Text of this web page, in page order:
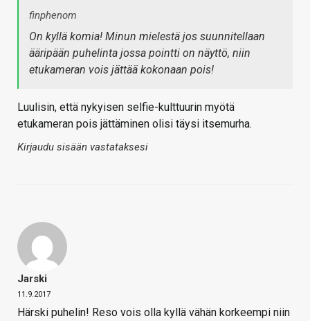
finphenom
On kyllä komia! Minun mielestä jos suunnitellaan
ääripään puhelinta jossa pointti on näyttö, niin
etukameran vois jättää kokonaan pois!
Luulisin, että nykyisen selfie-kulttuurin myötä
etukameran pois jättäminen olisi täysi itsemurha.
Kirjaudu sisään vastataksesi
Jarski
11.9.2017
Härski puhelin! Reso vois olla kyllä vähän korkeempi niin